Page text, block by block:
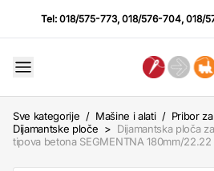
Tel:018/575-773,018/576-704,018/
Sve kategorije / Mašine i alati / Pribor
Dijamantske ploče > Dijamantska ploča
tipova betona SEGMENTNA 180mm/22.22